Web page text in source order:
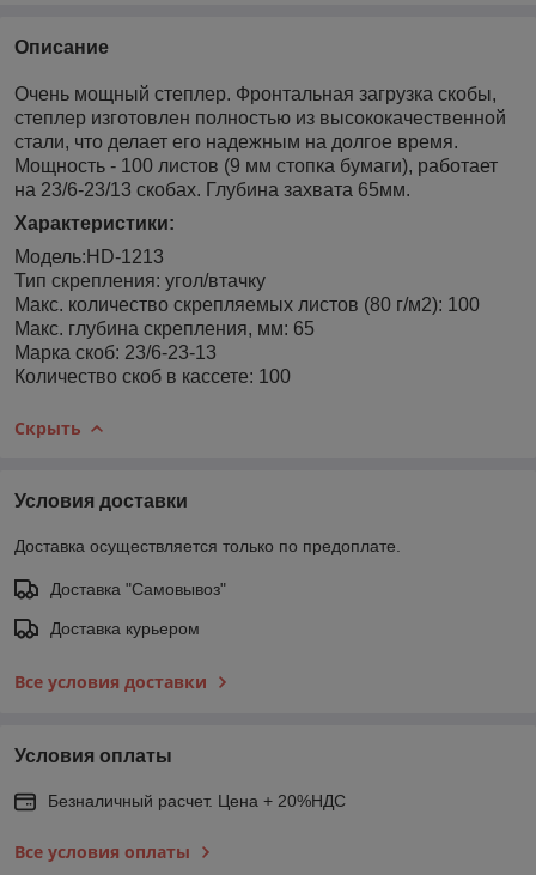
Описание
Очень мощный степлер. Фронтальная загрузка скобы,
степлер изготовлен полностью из высококачественной
стали, что делает его надежным на долгое время.
Мощность - 100 листов (9 мм стопка бумаги), работает
на 23/6-23/13 скобах. Глубина захвата 65мм.
Характеристики:
Модель:HD-1213
Тип скрепления: угол/втачку
Макс. количество скрепляемых листов (80 г/м2): 100
Макс. глубина скрепления, мм: 65
Марка скоб: 23/6-23-13
Количество скоб в кассете: 100
Скрыть
Условия доставки
Доставка осуществляется только по предоплате.
Доставка "Самовывоз"
Доставка курьером
Все условия доставки
Условия оплаты
Безналичный расчет. Цена + 20%НДС
Все условия оплаты